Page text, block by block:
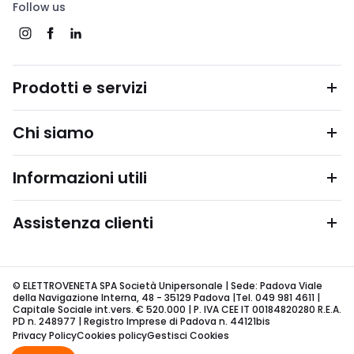
Follow us
Prodotti e servizi
Chi siamo
Informazioni utili
Assistenza clienti
© ELETTROVENETA SPA Società Unipersonale | Sede: Padova Viale
della Navigazione Interna, 48 - 35129 Padova |Tel. 049 981 4611 |
Capitale Sociale int.vers. € 520.000 | P. IVA CEE IT 00184820280 R.E.A.
PD n. 248977 | Registro Imprese di Padova n. 44121bis
Privacy PolicyCookies policyGestisci Cookies